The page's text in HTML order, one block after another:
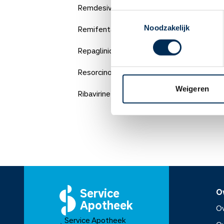
Noodzakelijk
Weigeren
Remdesivir
Remifentanil
Repaglinide
Resorcinol
Ribavirine
Service
Apotheek
Service Apotheek